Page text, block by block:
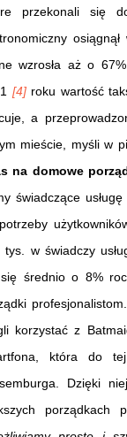
przekonali się
wzrosła aż o
[4]roku wartość
a
mieście, myśli w
na domowe
świadczące
tys. w świadczy
średnio o 8%
korzystać z
która do tej
Dzięki